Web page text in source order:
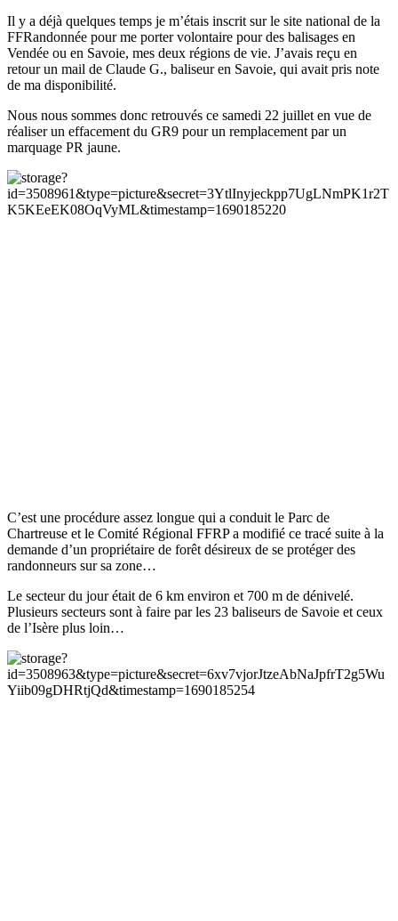
Il y a déjà quelques temps je m’étais inscrit sur le site national de la
FFRandonnée pour me porter volontaire pour des balisages en
Vendée ou en Savoie, mes deux régions de vie. J’avais reçu en
retour un mail de Claude G., baliseur en Savoie, qui avait pris note
de ma disponibilité.
Nous nous sommes donc retrouvés ce samedi 22 juillet en vue de
réaliser un effacement du GR9 pour un remplacement par un
marquage PR jaune.
C’est une procédure assez longue qui a conduit le Parc de
Chartreuse et le Comité Régional FFRP a modifié ce tracé suite à la
demande d’un propriétaire de forêt désireux de se protéger des
randonneurs sur sa zone…
Le secteur du jour était de 6 km environ et 700 m de dénivelé.
Plusieurs secteurs sont à faire par les 23 baliseurs de Savoie et ceux
de l’Isère plus loin…